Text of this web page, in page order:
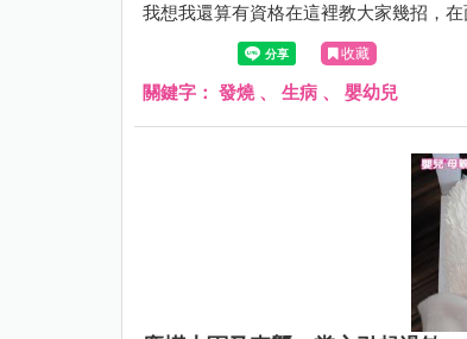
我想我還算有資格在這裡教大家幾招，
收藏
關鍵字： 發燒、 生病 、 嬰幼兒